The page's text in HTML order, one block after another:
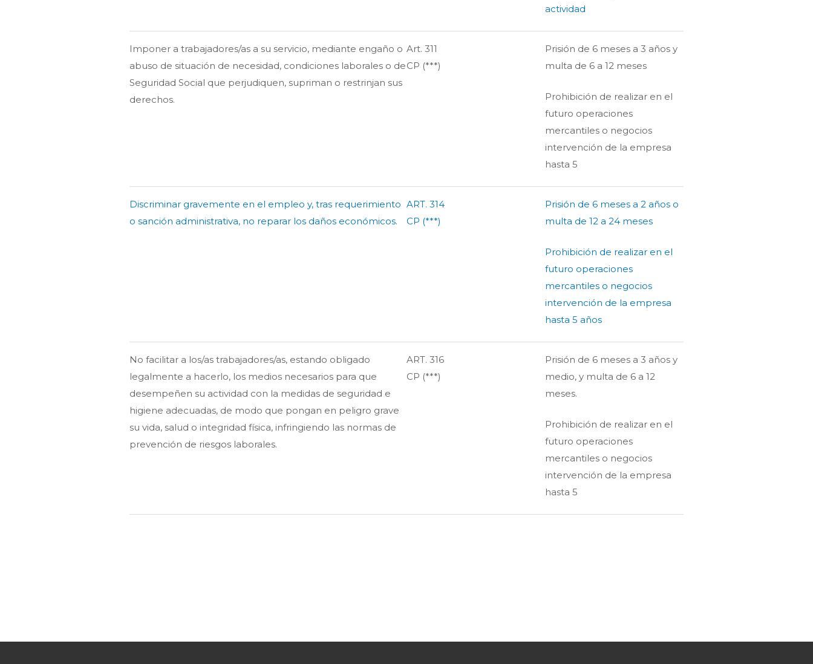
actividad
Imponer a trabajadores/as a su servicio, mediante engaño o
abuso de situación de necesidad, condiciones laborales o de
Seguridad Social que perjudiquen, supriman o restrinjan sus
derechos.
Art. 311
CP (***)
Prisión de 6 meses a 3 años y
multa de 6 a 12 meses
Prohibición de realizar en el
futuro operaciones
mercantiles o negocios
intervención de la empresa
hasta 5
Discriminar gravemente en el empleo y, tras requerimiento
o sanción administrativa, no reparar los daños económicos.
ART. 314
CP (***)
Prisión de 6 meses a 2 años o
multa de 12 a 24 meses
Prohibición de realizar en el
futuro operaciones
mercantiles o negocios
intervención de la empresa
hasta 5 años
No facilitar a los/as trabajadores/as, estando obligado
legalmente a hacerlo, los medios necesarios para que
desempeñen su actividad con la medidas de seguridad e
higiene adecuadas, de modo que pongan en peligro grave
su vida, salud o integridad física, infringiendo las normas de
prevención de riesgos laborales.
ART. 316
CP (***)
Prisión de 6 meses a 3 años y
medio, y multa de 6 a 12
meses.
Prohibición de realizar en el
futuro operaciones
mercantiles o negocios
intervención de la empresa
hasta 5